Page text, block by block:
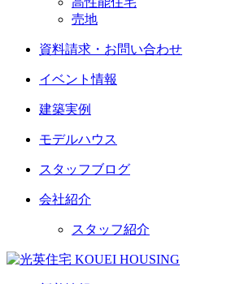
売地
資料請求・お問い合わせ
イベント情報
建築実例
モデルハウス
スタッフブログ
会社紹介
スタッフ紹介